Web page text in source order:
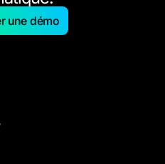
une démo